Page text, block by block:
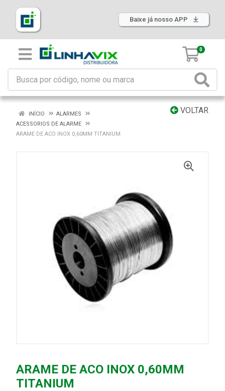
Baixe já nosso APP
0
VOLTAR
INÍCIO
ALARMES
ACESSORIOS DE ALARME
ARAME DE ACO INOX 0,60MM TITANIUM
ARAME DE ACO INOX 0,60MM
TITANIUM